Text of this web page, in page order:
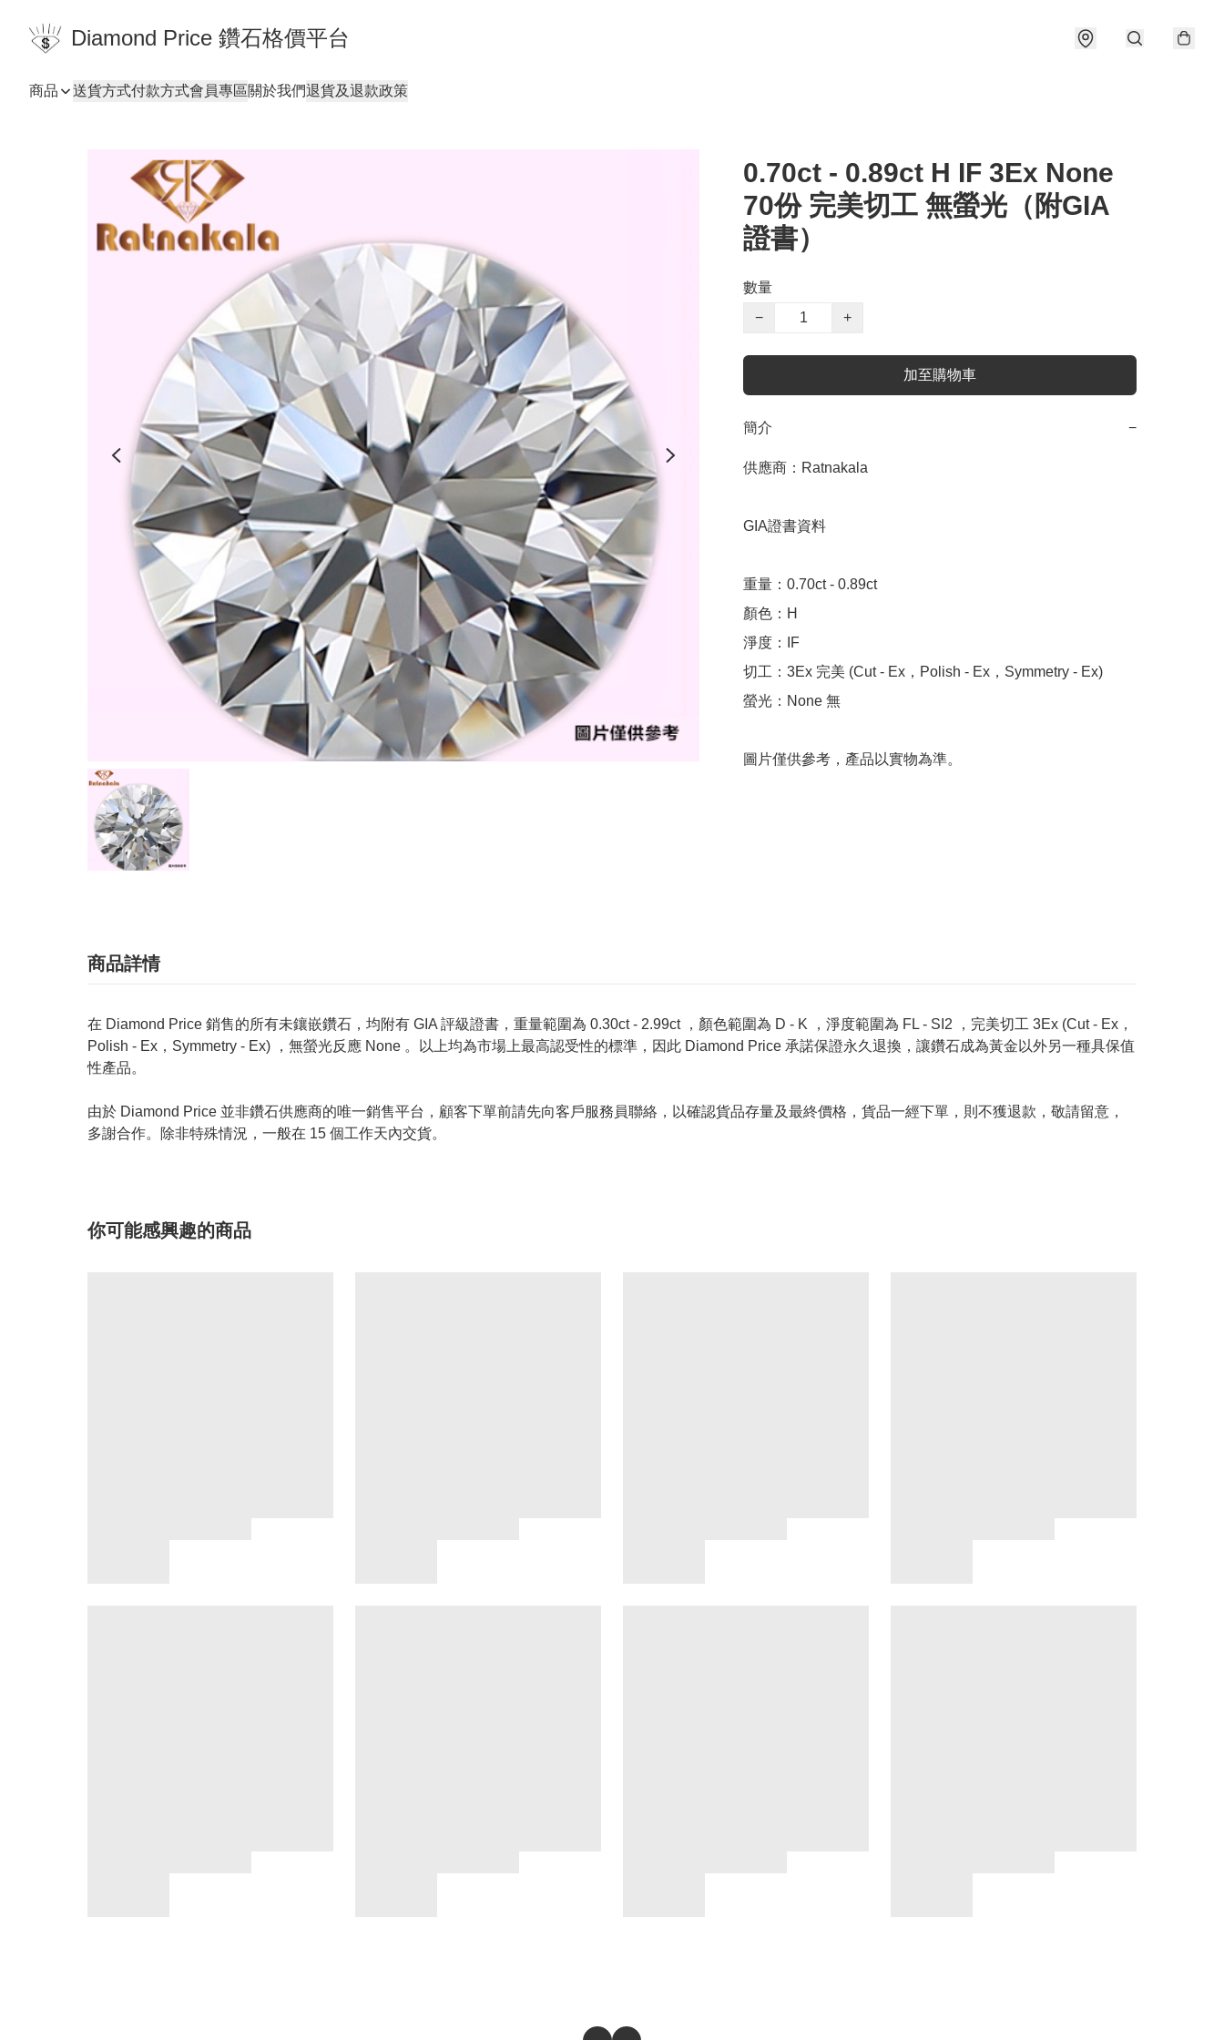
Diamond Price 鑽石格價平台
商品 送貨方式付款方式會員專區關於我們退貨及退款政策
0.70ct - 0.89ct H IF 3Ex None
70份 完美切工 無螢光（附GIA
證書）
數量
−
+
加至購物車
簡介 −
供應商：Ratnakala
GIA證書資料
重量：0.70ct - 0.89ct
顏色：H
淨度：IF
切工：3Ex 完美 (Cut - Ex，Polish - Ex，Symmetry - Ex)
螢光：None 無
圖片僅供參考，產品以實物為準。
商品詳情
在 Diamond Price 銷售的所有未鑲嵌鑽石，均附有 GIA 評級證書，重量範圍為 0.30ct - 2.99ct ，顏色範圍為 D - K ，淨度範圍為 FL - SI2 ，完美切工 3Ex (Cut - Ex，
Polish - Ex，Symmetry - Ex) ，無螢光反應 None 。以上均為市場上最高認受性的標準，因此 Diamond Price 承諾保證永久退換，讓鑽石成為黃金以外另一種具保值
性產品。
由於 Diamond Price 並非鑽石供應商的唯一銷售平台，顧客下單前請先向客戶服務員聯絡，以確認貨品存量及最終價格，貨品一經下單，則不獲退款，敬請留意，
多謝合作。除非特殊情況，一般在 15 個工作天內交貨。
你可能感興趣的商品